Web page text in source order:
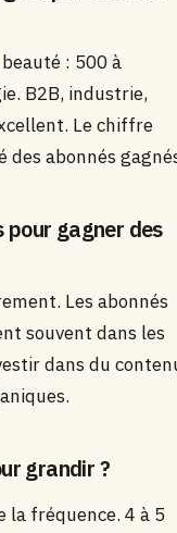
: 500 à
B2B, industrie,
Le chiffre
des abonnés
gagner des
Les abonnés
souvent dans les
dans du
grandir ?
la fréquence. 4 à 5